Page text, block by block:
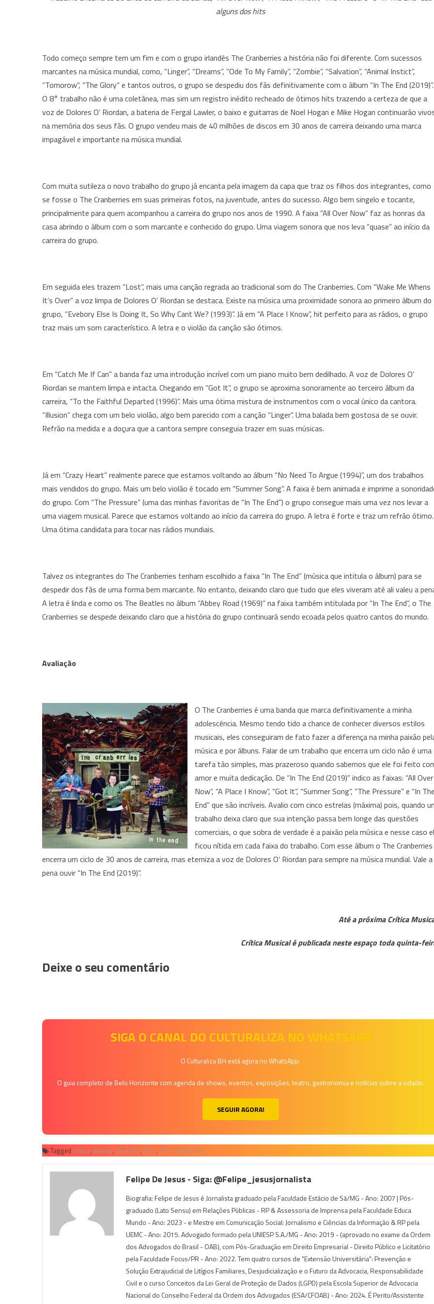
homenagem
a
Dolores
O’
Riordan
alguns dos hits
Todo começo sempre tem um fim e com o grupo irlandês The Cranberries a história não foi diferente. Com sucessos
marcantes na música mundial, como, “Linger”, “Dreams”, “Ode To My Family”, “Zombie”, “Salvation”, “Animal Instict”,
“Tomorow”, “The Glory” e tantos outros, o grupo se despediu dos fãs definitivamente com o álbum “In The End (2019)”.
O 8° trabalho não é uma coletânea, mas sim um registro inédito recheado de ótimos hits trazendo a certeza de que a
voz de Dolores O’ Riordan, a bateria de Fergal Lawler, o baixo e guitarras de Noel Hogan e Mike Hogan continuarão
na memória dos seus fãs. O grupo vendeu mais de 40 milhões de discos em 30 anos de carreira deixando uma marca
impagável e importante na música mundial.
Com muita sutileza o novo trabalho do grupo já encanta pela imagem da capa que traz os filhos dos integrantes, como
se fosse o The Cranberries em suas primeiras fotos, na juventude, antes do sucesso. Algo bem singelo e tocante,
principalmente para quem acompanhou a carreira do grupo nos anos de 1990. A faixa “All Over Now” faz as honras da
casa abrindo o álbum com o som marcante e conhecido do grupo. Uma viagem sonora que nos leva “quase” ao início da
carreira do grupo.
Em seguida eles trazem “Lost”, mais uma canção regrada ao tradicional som do The Cranberries. Com “Wake Me Whens
It’s Over” a voz limpa de Dolores O’ Riordan se destaca. Existe na música uma proximidade sonora ao primeiro álbum do
grupo, “Evebory Else Is Doing It, So Why Cant We? (1993)”. Já em “A Place I Know”, hit perfeito para as rádios, o grupo
traz mais um som característico. A letra e o violão da canção são ótimos.
Em “Catch Me If Can” a banda faz uma introdução incrível com um piano muito bem dedilhado. A voz de Dolores O’
Riordan se mantem limpa e intacta. Chegando em “Got It”, o grupo se aproxima sonoramente ao terceiro álbum da
carreira, “To the Faithful Departed (1996)”. Mais uma ótima mistura de instrumentos com o vocal único da cantora.
“Illusion” chega com um belo violão, algo bem parecido com a canção “Linger”. Uma balada bem gostosa de se ouvir.
Refrão na medida e a doçura que a cantora sempre conseguia trazer em suas músicas.
Já em “Crazy Heart” realmente parece que estamos voltando ao álbum “No Need To Argue (1994)”, um dos trabalhos
mais vendidos do grupo. Mais um belo violão é tocado em “Summer Song”. A faixa é bem animada e imprime a
do grupo. Com “The Pressure” (uma das minhas favoritas de “In The End”) o grupo consegue mais uma vez nos levar a
uma viagem musical. Parece que estamos voltando ao início da carreira do grupo. A letra é forte e traz um refrão ótimo.
Uma ótima candidata para tocar nas rádios mundiais.
Talvez os integrantes do The Cranberries tenham escolhido a faixa “In The End” (música que intitula o álbum) para se
despedir dos fãs de uma forma bem marcante. No entanto, deixando claro que tudo que eles viveram até ali valeu a
A letra é linda e como os The Beatles no álbum “Abbey Road (1969)” na faixa também intitulada por “In The End”, o The
Cranberries se despede deixando claro que a história do grupo continuará sendo ecoada pelos quatro cantos do mundo.
Avaliação
O The Cranberries é uma banda que marca definitivamente a minha
adolescência. Mesmo tendo tido a chance de conhecer diversos estilos
musicais, eles conseguiram de fato fazer a diferença na minha paixão
música e por álbuns. Falar de um trabalho que encerra um ciclo não é uma
tarefa tão simples, mas prazeroso quando sabemos que ele foi feito
amor e muita dedicação. De “In The End (2019)” indico as faixas: “All Over
Now”, “A Place I Know”, “Got It”, “Summer Song”, “The Pressure” e “In
End” que são incríveis. Avalio com cinco estrelas (máxima) pois, quando
trabalho deixa claro que sua intenção passa bem longe das questões
comerciais, o que sobra de verdade é a paixão pela música e nesse caso
ficou nítida em cada faixa do trabalho. Com esse álbum o The Cranberries
encerra um ciclo de 30 anos de carreira, mas eterniza a voz de Dolores O’ Riordan para sempre na música mundial. Vale a
pena ouvir “In The End (2019)”.
Até a próxima Crítica
Crítica Musical é publicada neste espaço toda quinta-
Deixe o seu comentário
SIGA O CANAL DO CULTURALIZA NO WHATSAPP
O Culturaliza BH está agora no WhatsApp.
O guia completo de Belo Horizonte com agenda de shows, eventos, exposições, teatro, gastronomia e notícias sobre a cidade.
SEGUIR AGORA!
Tagged Crítica, Música, Resenha, Rock, The Cranberries
Felipe De Jesus - Siga: @felipe_jesusjornalista
Biografia: Felipe de Jesus é Jornalista graduado pela Faculdade Estácio de Sá/MG - Ano: 2007 | Pós-
graduado (Lato Sensu) em Relações Públicas - RP & Assessoria de Imprensa pela Faculdade Educa
Mundo - Ano: 2023 - e Mestre em Comunicação Social: Jornalismo e Ciências da Informação & RP pela
UEMC - Ano: 2015. Advogado formado pela UNIESP S.A./MG - Ano: 2019 - (aprovado no exame da Ordem
dos Advogados do Brasil - OAB), com Pós-Graduação em Direito Empresarial - Direito Público e Licitatório
pela Faculdade Focus/PR - Ano: 2022. Tem quatro cursos de "Extensão Universitária": Prevenção e
Solução Extrajudicial de Litígios Familiares, Desjudicialização e o Futuro da Advocacia, Responsabilidade
Civil e o curso Conceitos da Lei Geral de Proteção de Dados (LGPD) pela Escola Superior de Advocacia
Nacional do Conselho Federal da Ordem dos Advogados (ESA/CFOAB) - Ano: 2024. É Perito/Assistente